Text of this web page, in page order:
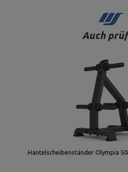
Auch
Hantelscheibenständer Olympia